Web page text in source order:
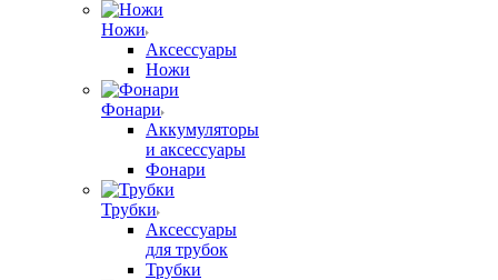
Ножи
Аксессуары
Ножи
Фонари
Аккумуляторы
и аксессуары
Фонари
Трубки
Аксессуары
для трубок
Трубки